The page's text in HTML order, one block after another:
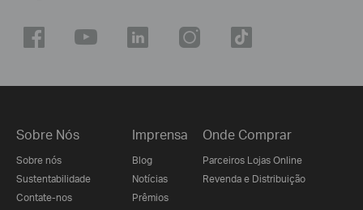
Sobre Nós
Sobre nós
Sustentabilidade
Contate-nos
Imprensa
Blog
Notícias
Prêmios
Onde Comprar
Parceiros Lojas Online
Revenda e Distribuição